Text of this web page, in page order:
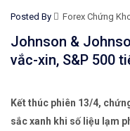
Posted By Forex Chứng
Johnson &
vắc-xin, S&P 500
Kết thúc phiên 13/4,
sắc xanh khi số liệu lạm